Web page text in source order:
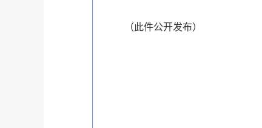
（此件公开发布）